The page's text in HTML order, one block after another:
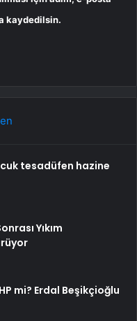
kaydedilsin.
tesadüfen hazine
Yıkım
mi? Erdal Beşikçioğlu